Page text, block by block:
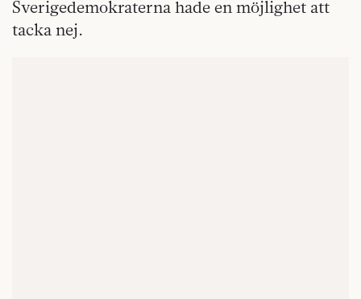
Sverigedemokraterna hade en möjlighet att
tacka nej.